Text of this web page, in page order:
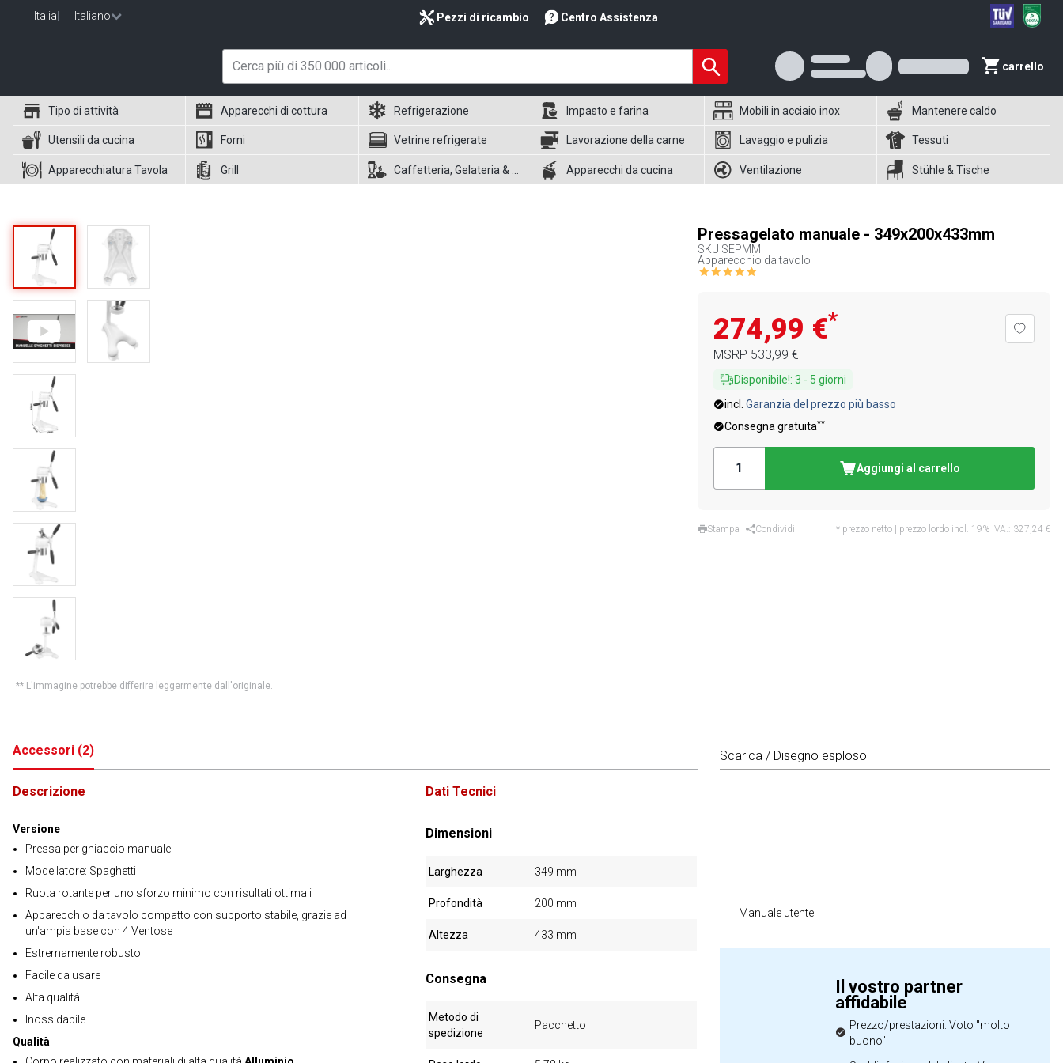
Italia Italiano Pezzi di ricambio Centro Assistenza
carrello
Tipo di attività Apparecchi di cottura Refrigerazione Impasto e farina Mobili in acciaio inox Mantenere caldo
Utensili da cucina Forni Vetrine refrigerate Lavorazione della carne Lavaggio e pulizia Tessuti
Apparecchiatura Tavola Grill Apparecchi da cucina Ventilazione Stühle & Tische
** L'immagine potrebbe differire leggermente dall'originale.
Pressagelato manuale - 349x200x433mm
SKU SEPMM
Apparecchio da tavolo
274,99 €*
MSRP 533,99 €
Disponibile!: 3 - 5 giorni
incl. Garanzia del prezzo più basso
Consegna gratuita**
Aggiungi al carrello
Stampa Condividi * prezzo netto | prezzo lordo incl. 19% IVA.: 327,24 €
Accessori (2)
Descrizione
Versione
Pressa per ghiaccio manuale
Modellatore: Spaghetti
Ruota rotante per uno sforzo minimo con risultati ottimali
Apparecchio da tavolo compatto con supporto stabile, grazie ad
un'ampia base con 4 Ventose
Estremamente robusto
Facile da usare
Alta qualità
Inossidabile
Qualità
Dati Tecnici
Dimensioni
Larghezza 349 mm
Profondità 200 mm
Altezza 433 mm
Consegna
Metodo di
spedizione
Pacchetto
Scarica / Disegno esploso
Manuale utente
Il vostro partner
affidabile
Prezzo/prestazioni: Voto "molto
buono"